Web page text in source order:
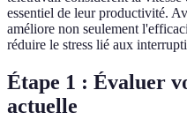
essentiel de leur productivité.
améliore non seulement
réduire le stress lié aux
Étape 1 : Évaluer
actuelle